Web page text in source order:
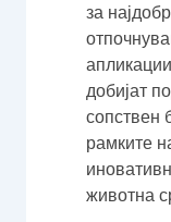
за
добијат
сопствен
рамките
животна